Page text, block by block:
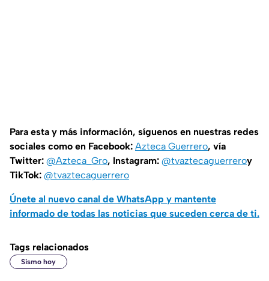
Para esta y más información, síguenos en nuestras redes
sociales como en Facebook: Azteca Guerrero, vía
Twitter: @Azteca_Gro, Instagram: @tvaztecaguerreroy
TikTok: @tvaztecaguerrero
Únete al nuevo canal de WhatsApp y mantente
informado de todas las noticias que suceden cerca de ti.
Tags relacionados
Sismo hoy